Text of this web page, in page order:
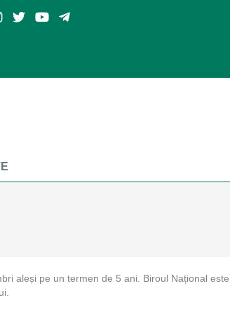
aleși pe un termen de 5 ani. Biroul Național